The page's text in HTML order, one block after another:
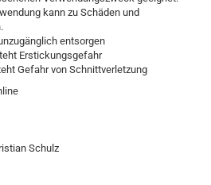
kann zu Schäden und
entsorgen
Erstickungsgefahr
Gefahr von Schnittverletzung
Schulz